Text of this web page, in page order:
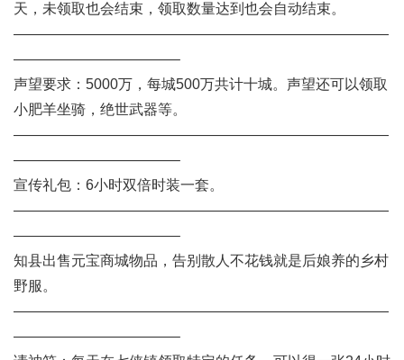
天，未领取也会结束，领取数量达到也会自动结束。
——————————————————————————
———————————–
声望要求：5000万，每城500万共计十城。声望还可以领取
小肥羊坐骑，绝世武器等。
——————————————————————————
———————————–
宣传礼包：6小时双倍时装一套。
——————————————————————————
———————————–
知县出售元宝商城物品，告别散人不花钱就是后娘养的乡村
野服。
——————————————————————————
———————————–